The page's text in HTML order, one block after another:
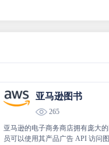
亚马逊图书
265
亚马逊的电子商务商店拥有庞大
员可以使用其产品广告 API 访问